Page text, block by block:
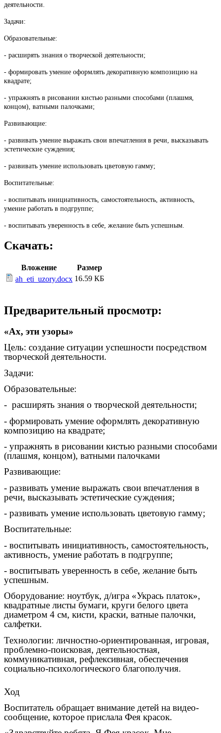
деятельности.
Задачи:
Образовательные:
- расширять знания о творческой деятельности;
- формировать умение оформлять декоративную композицию на
квадрате;
- упражнять в рисовании кистью разными способами (плашмя,
концом), ватными палочками;
Развивающие:
- развивать умение выражать свои впечатления в речи, высказывать
эстетические суждения;
- развивать умение использовать цветовую гамму;
Воспитательные:
- воспитывать инициативность, самостоятельность, активность,
умение работать в подгруппе;
- воспитывать уверенность в себе, желание быть успешным.
Скачать:
Вложение
Размер
ah_eti_uzory.docx 16.59 КБ
Предварительный просмотр:
«Ах, эти узоры»
Цель: создание ситуации успешности посредством
творческой деятельности.
Задачи:
Образовательные:
- расширять знания о творческой деятельности;
- формировать умение оформлять декоративную
композицию на квадрате;
- упражнять в рисовании кистью разными способами
(плашмя, концом), ватными палочками
Развивающие:
- развивать умение выражать свои впечатления в
речи, высказывать эстетические суждения;
- развивать умение использовать цветовую гамму;
Воспитательные:
- воспитывать инициативность, самостоятельность,
активность, умение работать в подгруппе;
- воспитывать уверенность в себе, желание быть
успешным.
Оборудование: ноутбук, д/игра «Укрась платок»,
квадратные листы бумаги, круги белого цвета
диаметром 4 см, кисти, краски, ватные палочки,
салфетки.
Технологии: личностно-ориентированная, игровая,
проблемно-поисковая, деятельностная,
коммуникативная, рефлексивная, обеспечения
социально-психологического благополучия.
Ход
Воспитатель обращает внимание детей на видео-
сообщение, которое прислала Фея красок.